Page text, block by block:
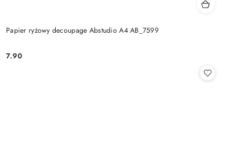
Papier ryżowy decoupage Abstudio A4 AB_7599
Cena:
7.90